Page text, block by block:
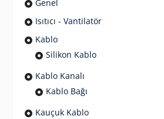
Genel
Isıtıcı - Vantilatör
Kablo
Silikon Kablo
Kablo Kanalı
Kablo Bağı
Kauçuk Kablo